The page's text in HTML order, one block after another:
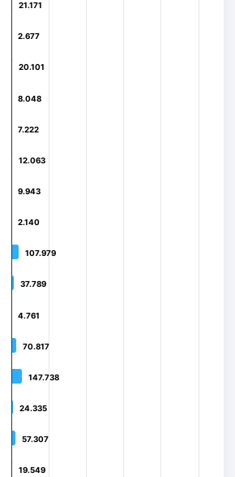
21.171
21.171
2.677
2.677
20.101
20.101
8.048
8.048
7.222
7.222
12.063
12.063
9.943
9.943
2.140
2.140
107.979
107.979
37.789
37.789
4.761
4.761
70.817
70.817
147.738
147.738
24.335
24.335
57.307
57.307
19.549
19.549